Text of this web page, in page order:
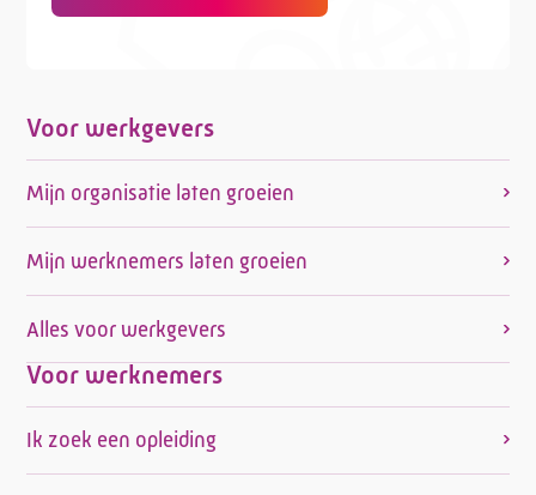
Voor werkgevers
Mijn organisatie laten groeien
Mijn werknemers laten groeien
Alles voor werkgevers
Voor werknemers
Ik zoek een opleiding